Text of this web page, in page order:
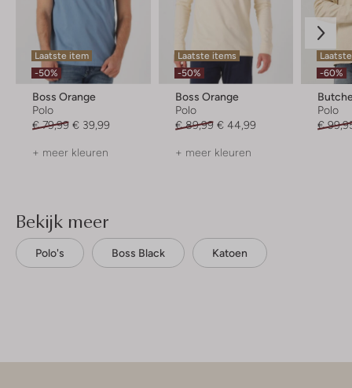
Laatste item
-50%
Boss Orange
Polo
€ 79,99 € 39,99
+ meer kleuren
Laatste items
-50%
Boss Orange
Polo
€ 89,99 € 44,99
+ meer kleuren
-60%
Polo
€
Bekijk meer
Polo's Boss Black Katoen